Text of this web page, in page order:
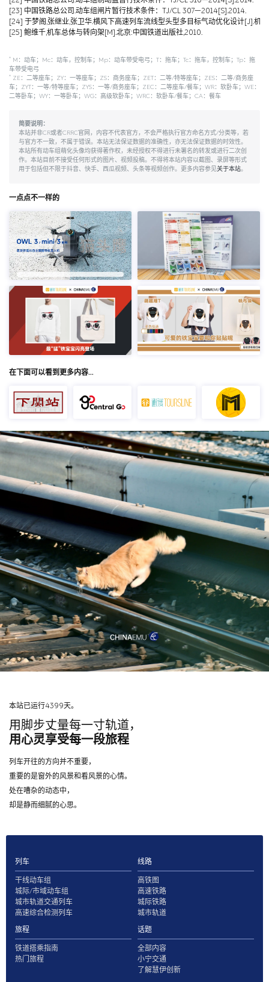
[23] 中国铁路总公司.动车组闸片暂行技术条件：TJ/CL 307—2014[S].2014.
[24] 于梦阁,张继业,张卫华.横风下高速列车流线型头型多目标气动优化设计[J].机
[25] 鲍维千,机车总体与转向架[M].北京:中国铁道出版社,2010.
* M：动车；Mc：动车，控制车；Mp：动车带受电弓；T：拖车；Tc：拖车，控制车；Tp：拖
车带受电弓
* ZE：二等座车；ZY：一等座车；ZS：商务座车；ZET：二等/特等座车；ZES：二等/商务座
车；ZYT：一等/特等座车；ZYS：一等/商务座车；ZEC：二等座车/餐车；WR：软卧车；WE：
二等卧车；WY：一等卧车；WG：高级软卧车；WRC：软卧车/餐车；CA：餐车
简要说明：
本站并非CR或者CRRC官网，内容不代表官方，不会严格执行官方命名方式/分类等，若
与官方不一致，不属于错误。本站无法保证数据的准确性，亦无法保证数据的时效性。
本站所有动车组萌化头像均获得著作权，未经授权不得进行未署名的转发或进行二次创
作。本站目前不接受任何形式的图片、视频投稿。不得将本站内容以截图、录屏等形式
用于包括但不限于抖音、快手、西瓜视频、头条等视频创作。更多内容参见关于本站。
一点点不一样的
在下面可以看到更多内容…
本站已运行4399天。
用脚步丈量每一寸轨道，
用心灵享受每一段旅程
列车开往的方向并不重要，
重要的是窗外的风景和看风景的心情。
处在嘈杂的动态中，
却是静而细腻的心思。
列车
干线动车组
城际/市域动车组
城市轨道交通列车
高速综合检测列车
线路
高铁图
高速铁路
城际铁路
城市轨道
旅程
铁道搭乘指南
热门旅程
话题
全部内容
小宁交通
了解慧伊创新